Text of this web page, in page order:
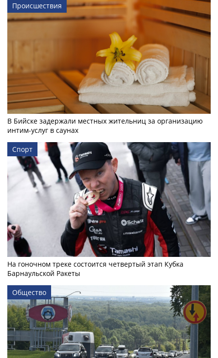
Происшествия
В Бийске задержали местных жительниц за организацию
интим-услуг в саунах
Спорт
На гоночном треке состоится четвертый этап Кубка
Барнаульской Ракеты
Общество